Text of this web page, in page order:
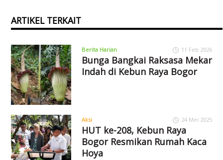
ARTIKEL TERKAIT
Berita Harian 11 Feb 2026
Bunga Bangkai Raksasa Mekar
Indah di Kebun Raya Bogor
Aksi 24 Mei 2025
HUT ke-208, Kebun Raya
Bogor Resmikan Rumah Kaca
Hoya